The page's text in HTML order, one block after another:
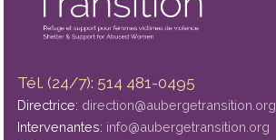
Tél. (24/7): 514 481-0495
Directrice: direction@aubergetransition.org
Intervenantes: info@aubergetransition.org